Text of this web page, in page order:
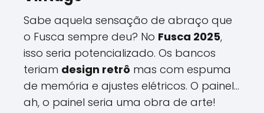
Sabe aquela sensação de abraço que
o Fusca sempre deu? No Fusca 2025,
isso seria potencializado. Os bancos
teriam design retrô mas com espuma
de memória e ajustes elétricos. O painel...
ah, o painel seria uma obra de arte!